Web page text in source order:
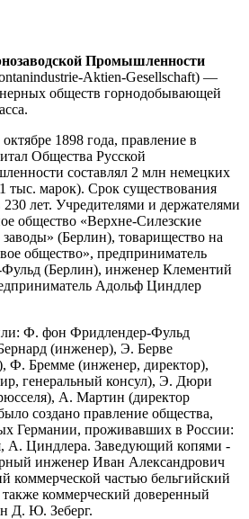
Промышленности
Aktien-Gesellschaft) —
обществ горнодобывающей
1898 года, правление в
Общества Русской
составлял 2 млн немецких
тыс. марок). Срок существования
230 лет. Учредителями и держателями
общество «Верхне-Силезские
(Берлин), товарищество на
общество», предприниматель
(Берлин), инженер Клементий
Адольф Циндлер
Ф. фон Фридлендер-Фульд
(инженер), Э. Берве
Ф. Бремме (инженер, директор),
генеральный консул), Э. Дюри
А. Мартин (директор
создано правление общества,
Германии, проживавших в России:
А. Циндлера. Заведующий копями -
инженер Иван Александрович
коммерческой частью бельгийский
коммерческий доверенный
Д. Ю. Зеберг.